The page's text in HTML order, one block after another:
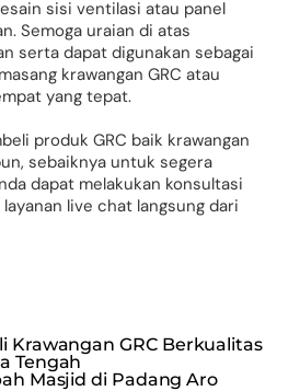
sisi ventilasi atau panel
Semoga uraian di atas
serta dapat digunakan sebagai
krawangan GRC atau
yang tepat.
produk GRC baik krawangan
sebaiknya untuk segera
dapat melakukan konsultasi
live chat langsung dari
Krawangan GRC Berkualitas
Tengah
Masjid di Padang Aro